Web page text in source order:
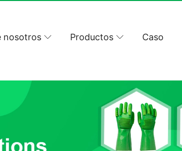
nosotros Productos Caso